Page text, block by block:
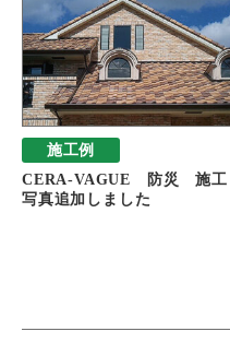
施工例
CERA-VAGUE 防災 施工
写真追加しました